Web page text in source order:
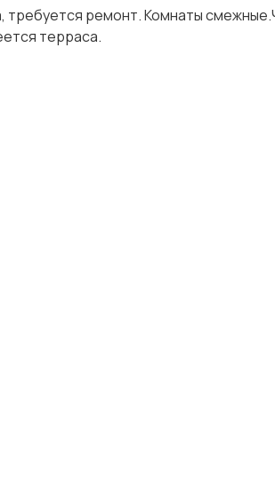
требуется ремонт. Комнаты
терраса.